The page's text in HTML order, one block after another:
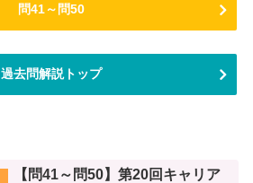
問41～問50
過去問解説トップ
【問41～問50】第20回キャリア